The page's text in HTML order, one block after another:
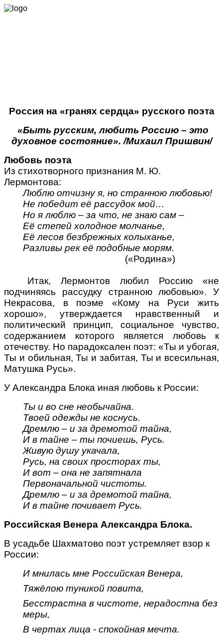
Россия на «гранях сердца» русского поэта
«Быть русским, любить Россию – это
духовное состояние». /Михаил Пришвин/
Любовь поэта
Из стихотворного признания М. Ю.
Лермонтова:
Люблю отчизну я, но странною любовью!
Не победит её рассудок мой…
Но я люблю – за что, не знаю сам –
Её степей холодное молчанье,
Её лесов безбрежных колыханье,
Разливы рек её подобные морям.
(«Родина»)
Итак, Лермонтов любил Россию «не
подчиняясь рассудку странною любовью». У
Некрасова, в поэме «Кому на Руси жить
хорошо», утверждается нравственный и
политический принцип, социальное чувство,
содержанием которого является любовь к
отечеству. Но парадоксален поэт: «Ты и убогая,
Ты и обильная, Ты и забитая, Ты и всесильная,
Матушка Русь».
У Александра Блока иная любовь к России:
Ты и во сне необычайна.
Твоей одежды не коснусь.
Дремлю – и за дремотой тайна,
И в тайне – ты почиешь, Русь.
Живую душу укачала,
Русь, на своих просторах ты,
И вот – она не запятнала
Первоначальной чистоты.
Дремлю – и за дремотой тайна,
И в тайне почивает Русь.
Российская Венера Александра Блока.
В усадьбе Шахматово поэт устремляет взор к
России:
И мнилась мне Российская Венера,
Тяжёлою туникой повита,
Бесстрастна в чистоте, нерадостна без
меры,
В чертах лица - спокойная мечта.